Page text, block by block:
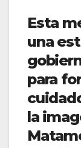
Esta
una
para
la